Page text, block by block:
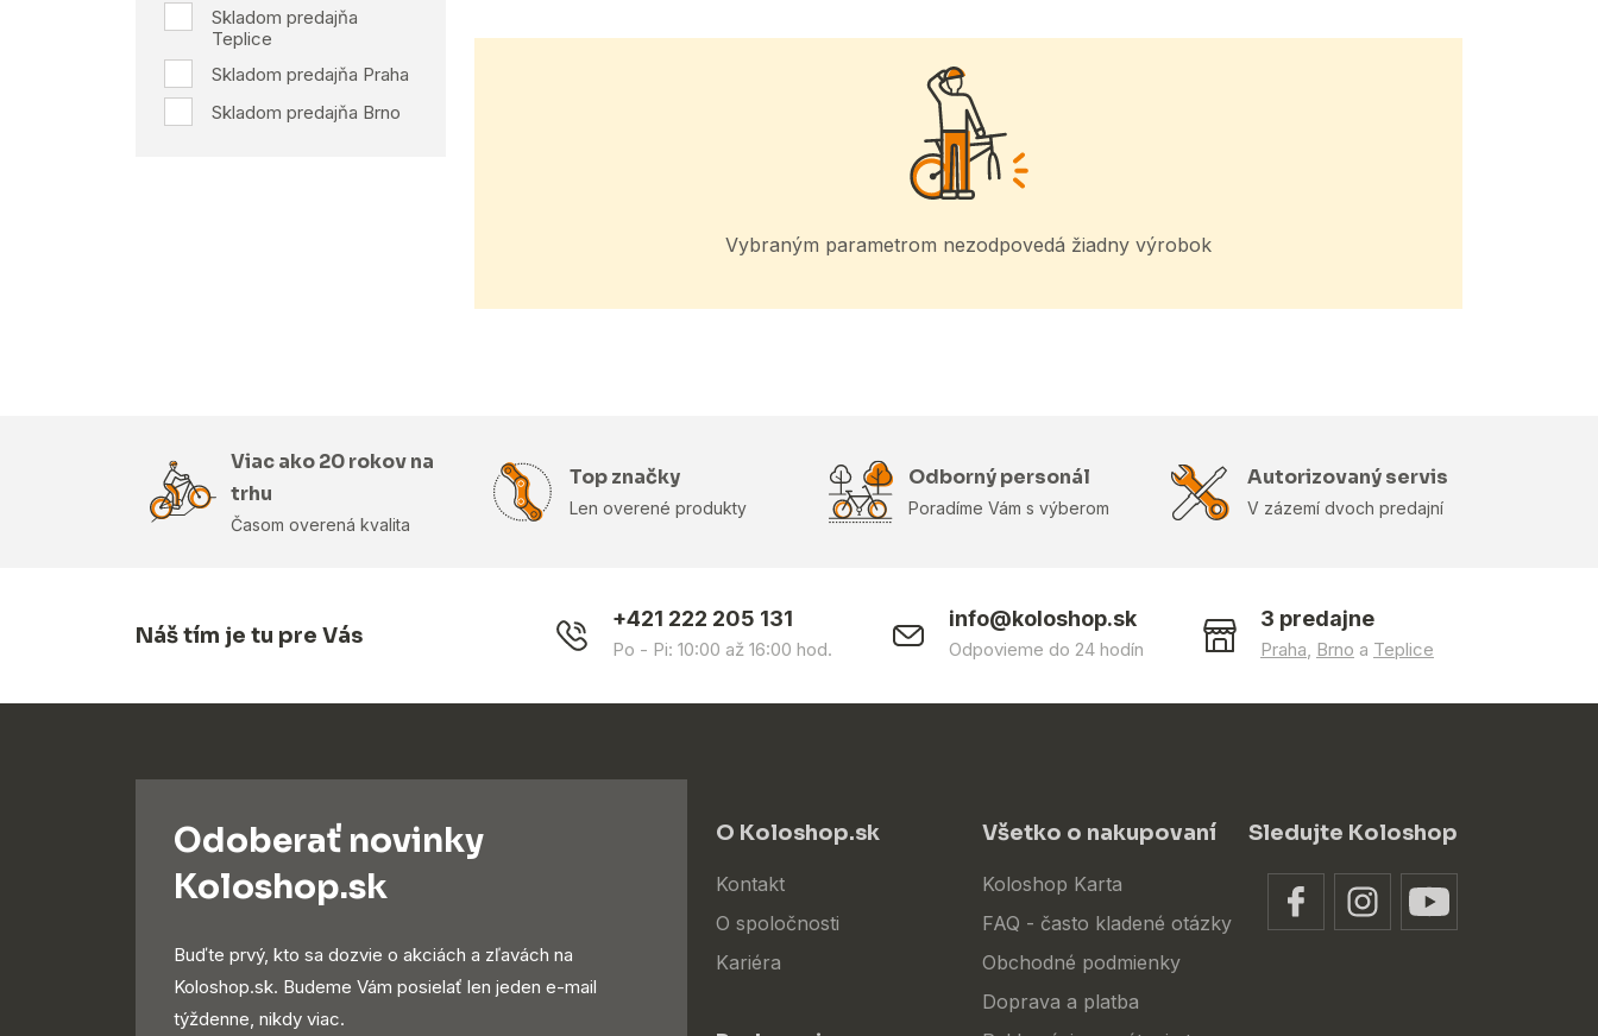
Skladom predajňa
Teplice
Skladom predajňa Praha
Skladom predajňa Brno
Vybraným parametrom nezodpovedá žiadny výrobok
Viac ako 20 rokov na
trhu
Časom overená kvalita
Top značky
Len overené produkty
Odborný personál
Poradíme Vám s výberom
Autorizovaný servis
V zázemí dvoch predajní
Náš tím je tu pre Vás
+421 222 205 131
Po - Pi: 10:00 až 16:00 hod.
info@koloshop.sk
Odpovieme do 24 hodín
3 predajne
Praha, Brno a Teplice
Odoberať novinky
Koloshop.sk
Buďte prvý, kto sa dozvie o akciách a zľavách na
Koloshop.sk. Budeme Vám posielať len jeden e-mail
týždenne, nikdy viac.
O Koloshop.sk
Kontakt
O spoločnosti
Kariéra
Všetko o nakupovaní
Koloshop Karta
FAQ - často kladené otázky
Obchodné podmienky
Doprava a platba
Sledujte Koloshop